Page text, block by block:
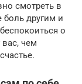
смотреть в
другим и
о
чем